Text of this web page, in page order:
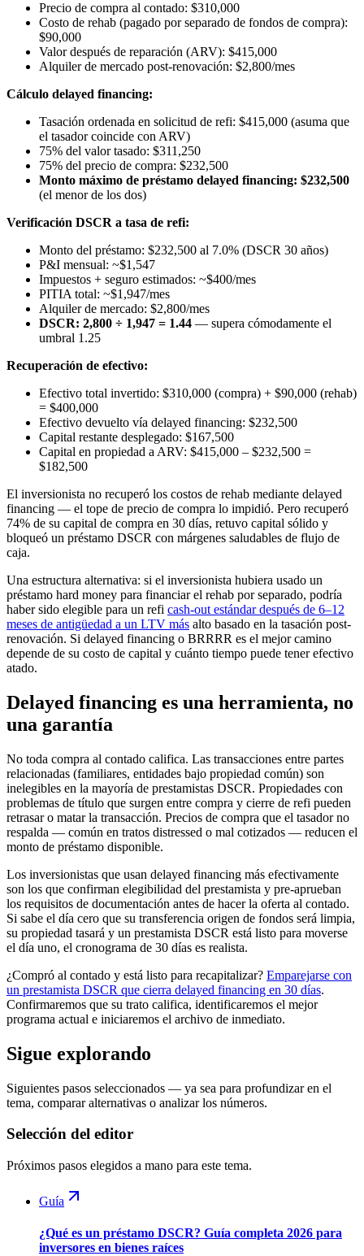
Precio de compra al contado: $310,000
Costo de rehab (pagado por separado de fondos de compra):
$90,000
Valor después de reparación (ARV): $415,000
Alquiler de mercado post-renovación: $2,800/mes
Cálculo delayed financing:
Tasación ordenada en solicitud de refi: $415,000 (asuma que
el tasador coincide con ARV)
75% del valor tasado: $311,250
75% del precio de compra: $232,500
Monto máximo de préstamo delayed financing: $232,500
(el menor de los dos)
Verificación DSCR a tasa de refi:
Monto del préstamo: $232,500 al 7.0% (DSCR 30 años)
P&I mensual: ~$1,547
Impuestos + seguro estimados: ~$400/mes
PITIA total: ~$1,947/mes
Alquiler de mercado: $2,800/mes
DSCR: 2,800 ÷ 1,947 = 1.44 — supera cómodamente el
umbral 1.25
Recuperación de efectivo:
Efectivo total invertido: $310,000 (compra) + $90,000 (rehab)
= $400,000
Efectivo devuelto vía delayed financing: $232,500
Capital restante desplegado: $167,500
Capital en propiedad a ARV: $415,000 – $232,500 =
$182,500
El inversionista no recuperó los costos de rehab mediante delayed
financing — el tope de precio de compra lo impidió. Pero recuperó
74% de su capital de compra en 30 días, retuvo capital sólido y
bloqueó un préstamo DSCR con márgenes saludables de flujo de
caja.
Una estructura alternativa: si el inversionista hubiera usado un
préstamo hard money para financiar el rehab por separado, podría
haber sido elegible para un refi cash-out estándar después de 6–12
meses de antigüedad a un LTV más alto basado en la tasación post-
renovación. Si delayed financing o BRRRR es el mejor camino
depende de su costo de capital y cuánto tiempo puede tener efectivo
atado.
Delayed financing es una herramienta, no
una garantía
No toda compra al contado califica. Las transacciones entre partes
relacionadas (familiares, entidades bajo propiedad común) son
inelegibles en la mayoría de prestamistas DSCR. Propiedades con
problemas de título que surgen entre compra y cierre de refi pueden
retrasar o matar la transacción. Precios de compra que el tasador no
respalda — común en tratos distressed o mal cotizados — reducen el
monto de préstamo disponible.
Los inversionistas que usan delayed financing más efectivamente
son los que confirman elegibilidad del prestamista y pre-aprueban
los requisitos de documentación antes de hacer la oferta al contado.
Si sabe el día cero que su transferencia origen de fondos será limpia,
su propiedad tasará y un prestamista DSCR está listo para moverse
el día uno, el cronograma de 30 días es realista.
¿Compró al contado y está listo para recapitalizar? Emparejarse con
un prestamista DSCR que cierra delayed financing en 30 días.
Confirmaremos que su trato califica, identificaremos el mejor
programa actual e iniciaremos el archivo de inmediato.
Sigue explorando
Siguientes pasos seleccionados — ya sea para profundizar en el
tema, comparar alternativas o analizar los números.
Selección del editor
Próximos pasos elegidos a mano para este tema.
Guía
¿Qué es un préstamo DSCR? Guía completa 2026 para
inversores en bienes raíces